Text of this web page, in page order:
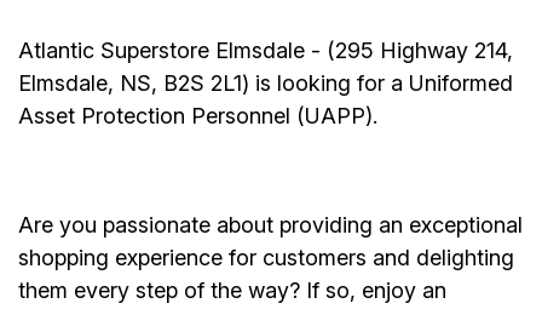
Atlantic Superstore Elmsdale - (295 Highway 214,
Elmsdale, NS, B2S 2L1) is looking for a Uniformed
Asset Protection Personnel (UAPP).
Are you passionate about providing an exceptional
shopping experience for customers and delighting
them every step of the way? If so, enjoy an